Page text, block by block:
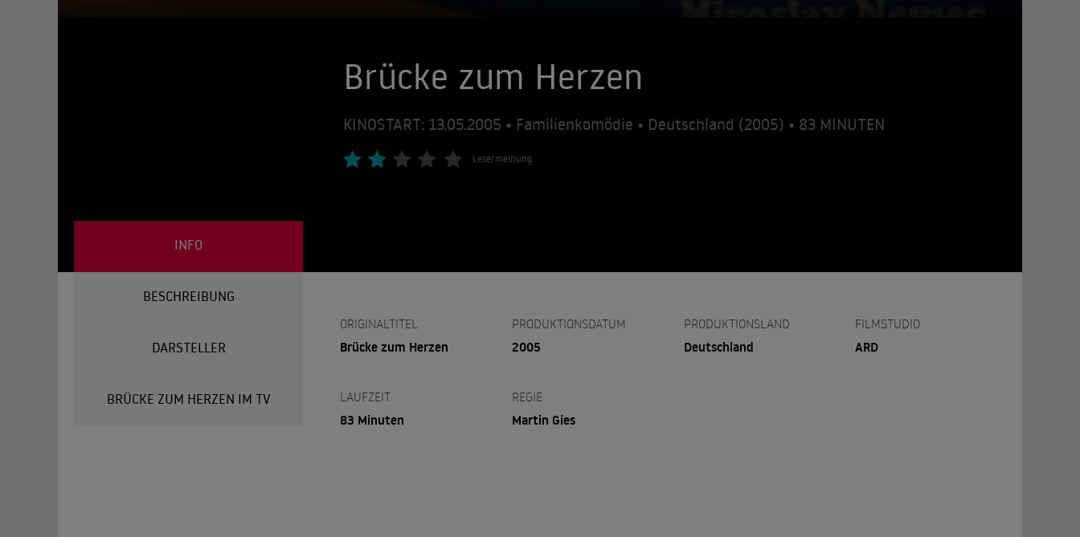
Brücke zum Herzen
KINOSTART: 13.05.2005 • Familienkomödie • Deutschland (2005) • 83 MINUTEN
Lesermeinung
INFO
BESCHREIBUNG
DARSTELLER
BRÜCKE ZUM HERZEN IM TV
ORIGINALTITEL
Brücke zum Herzen
PRODUKTIONSDATUM
2005
PRODUKTIONSLAND
Deutschland
FILMSTUDIO
ARD
LAUFZEIT
83 Minuten
REGIE
Martin Gies